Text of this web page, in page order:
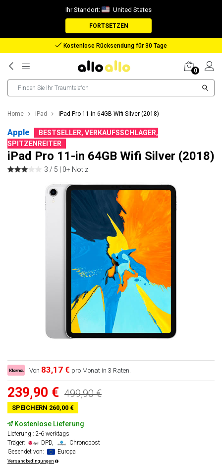
Ihr Standort: United States
FORTSETZEN
Rückerstattung bei verlorenem Paket
0
Home iPad iPad Pro 11-in 64GB Wifi Silver (2018)
Apple
BESTSELLER, VERKAUFSSCHLAGER,
SPITZENREITER
iPad Pro 11-in 64GB Wifi Silver (2018)
3 / 5 | 0+ Notiz
Von 83,17 € pro Monat in 3 Raten.
239,90 € 499,90 €
SPEICHERN 260,00 €
Kostenlose Lieferung
Lieferung : 2-6 werktags
Träger:
DPD,
Chronopost
Gesendet von:
Europa
Versandbedingungen